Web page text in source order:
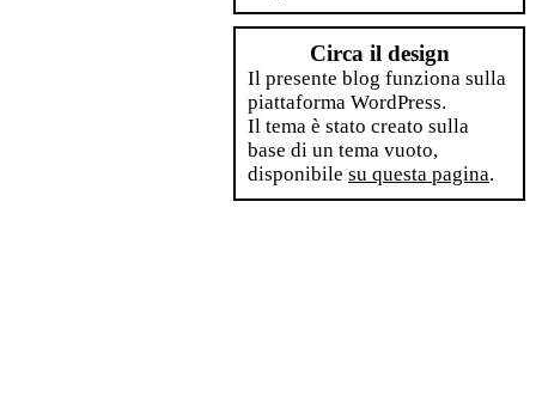
Circa il design
Il presente blog funziona sulla
piattaforma WordPress.
Il tema è stato creato sulla
base di un tema vuoto,
disponibile su questa pagina.